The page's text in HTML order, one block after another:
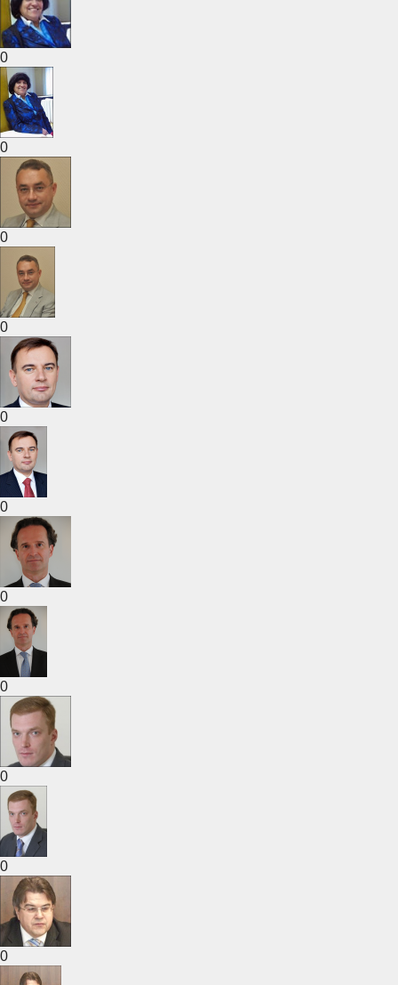
0
0
0
0
0
0
0
0
0
0
0